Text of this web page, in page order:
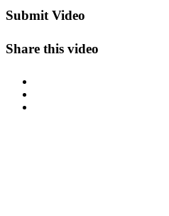
Submit Video
Share this video